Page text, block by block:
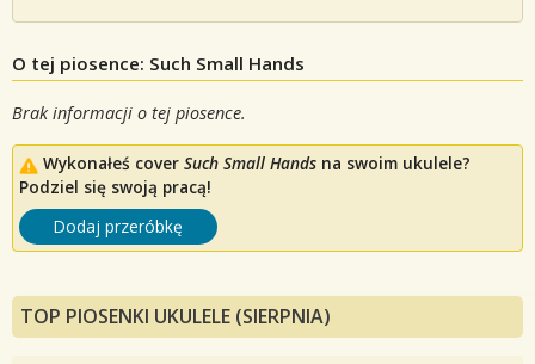
O tej piosence: Such Small Hands
Brak informacji o tej piosence.
Wykonałeś cover Such Small Hands na swoim ukulele?
Podziel się swoją pracą!
Dodaj przeróbkę
TOP PIOSENKI UKULELE (SIERPNIA)